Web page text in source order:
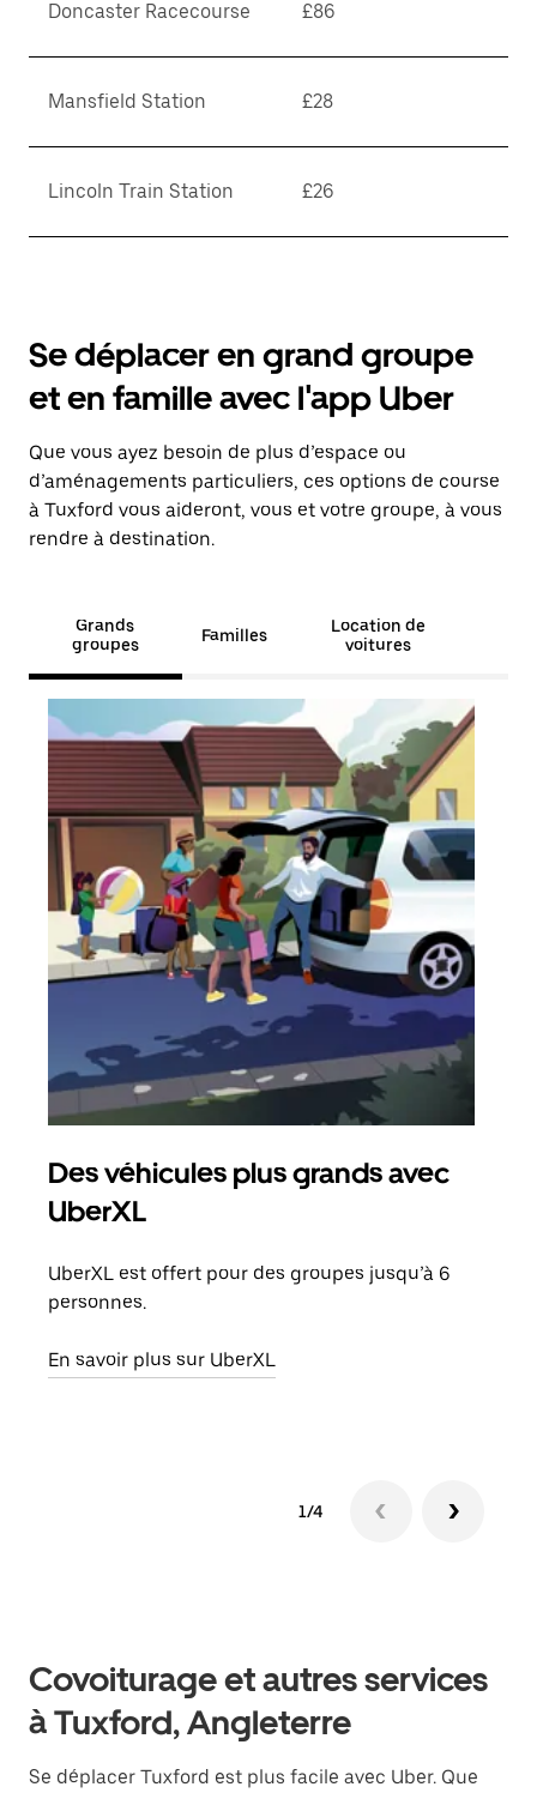
Doncaster Racecourse £86
Mansfield Station £28
Lincoln Train Station £26
Se déplacer en grand groupe
et en famille avec l'app Uber
Que vous ayez besoin de plus d’espace ou
d’aménagements particuliers, ces options de course
à Tuxford vous aideront, vous et votre groupe, à vous
rendre à destination.
Grands
groupes
Familles
Location de
voitures
Des véhicules plus grands avec
UberXL
UberXL est offert pour des groupes jusqu’à 6
personnes.
En savoir plus sur UberXL
1/4
Covoiturage et autres services
à Tuxford, Angleterre
Se déplacer Tuxford est plus facile avec Uber. Que